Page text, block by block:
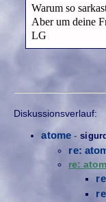
Warum so
Aber um deine
LG
Diskussionsverlauf:
atome -sigurd
re:
re: